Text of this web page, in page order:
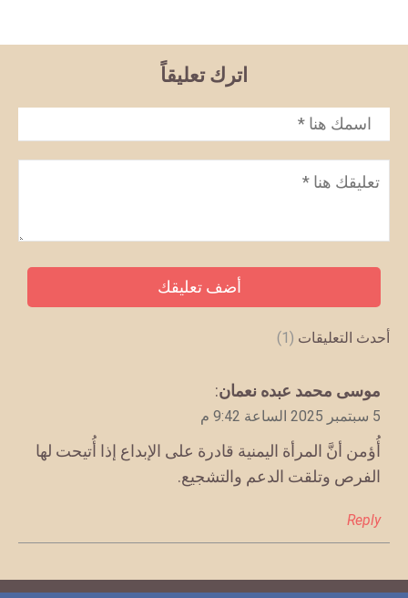
اترك تعليقاً
الاسم*
تعليق
أحدث التعليقات (1)
يقول
موسى محمد عبده نعمان:
5 سبتمبر 2025 الساعة 9:42 م
أُؤمن أنَّ المرأة اليمنية قادرة على الإبداع إذا أُتيحت لها
الفرص وتلقت الدعم والتشجيع.
Reply